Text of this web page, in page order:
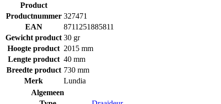
Product
Productnummer 327471
EAN
8711251885811
Gewicht product 30 gr
Hoogte product 2015 mm
Lengte product 40 mm
Breedte product 730 mm
Merk
Lundia
Algemeen